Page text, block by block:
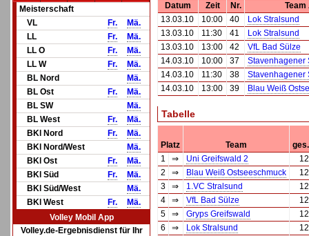
Meisterschaft
VL
Fr.
Mä.
LL
Fr.
Mä.
LL O
Fr.
Mä.
LL W
Fr.
Mä.
BL Nord
Mä.
BL Ost
Fr.
Mä.
BL SW
Mä.
BL West
Fr.
Mä.
BKl Nord
Fr.
Mä.
BKl Nord/West
Mä.
BKl Ost
Fr.
Mä.
BKl Süd
Fr.
Mä.
BKl Süd/West
Mä.
BKl West
Fr.
Mä.
Volley Mobil App
Volley.de-Ergebnisdienst für Ihr
Datum Zeit Nr.
Team
13.03.10
10:00 40
Lok Stralsund
13.03.10
11:30 41
Lok Stralsund
13.03.10
13:00 42
VfL Bad Sülze
14.03.10
10:00 37
Stavenhagener
14.03.10
11:30 38
Stavenhagener
14.03.10
13:00 39 Blau Weiß
Tabelle
Platz Team
ges.
1
⇒ Uni Greifswald 2
12
2
⇒ Blau Weiß Ostseeschmuck
12
3
⇒ 1.VC Stralsund
12
4
⇒ VfL Bad Sülze
12
5
⇒ Gryps Greifswald
12
6
⇒ Lok Stralsund
12